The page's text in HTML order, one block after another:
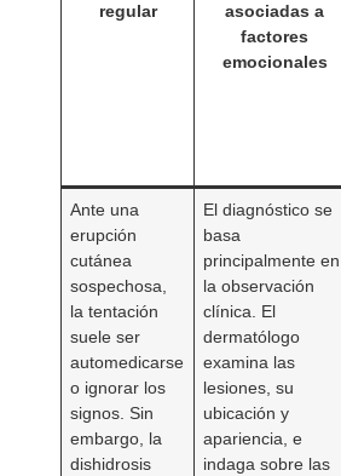
regular
asociadas a
factores
emocionales
Ante una
erupción
cutánea
sospechosa,
la tentación
suele ser
automedicarse
o ignorar los
signos. Sin
embargo, la
dishidrosis
El diagnóstico se
basa
principalmente en
la observación
clínica. El
dermatólogo
examina las
lesiones, su
ubicación y
apariencia, e
indaga sobre las